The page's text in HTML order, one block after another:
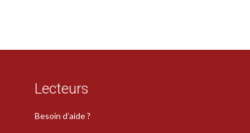
Lecteurs
Besoin d’aide ?